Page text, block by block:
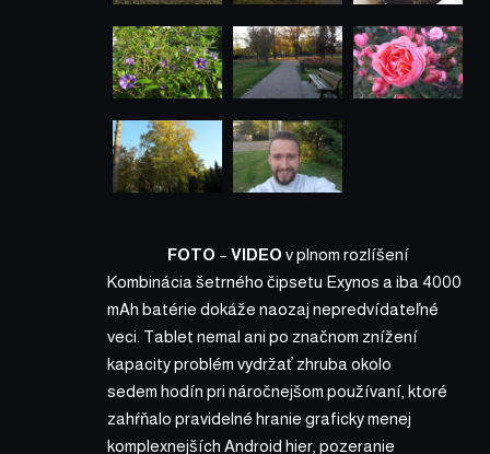
FOTO – VIDEO v plnom rozlíšení
Kombinácia šetrného čipsetu Exynos a iba 4000
mAh batérie dokáže naozaj nepredvídateľné
veci. Tablet nemal ani po značnom znížení
kapacity problém vydržať zhruba okolo
sedem hodín pri náročnejšom používaní, ktoré
zahŕňalo pravidelné hranie graficky menej
komplexnejších Android hier, pozeranie